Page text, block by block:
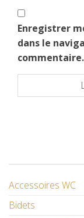
Enregistrer
dans le
commentaire.
Accessoires WC
Bidets